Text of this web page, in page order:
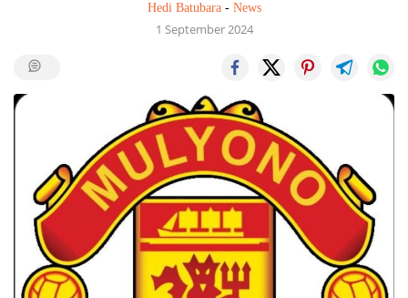
Hedi Batubara- News
1 September 2024